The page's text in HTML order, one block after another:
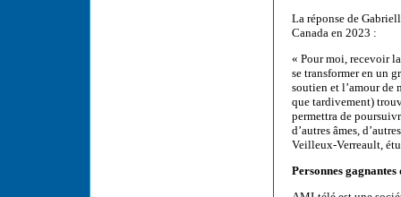
La réponse de
Canada en 2023 :
« Pour moi, recevoir
se transformer en un
soutien et l’amour de
que tardivement)
permettra de
d’autres âmes,
Veilleux-Verreault,
Personnes